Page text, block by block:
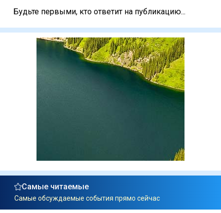
Будьте первыми, кто ответит на публикацию...
Самые читаемые
Самые обсуждаемые события прямо сейчас